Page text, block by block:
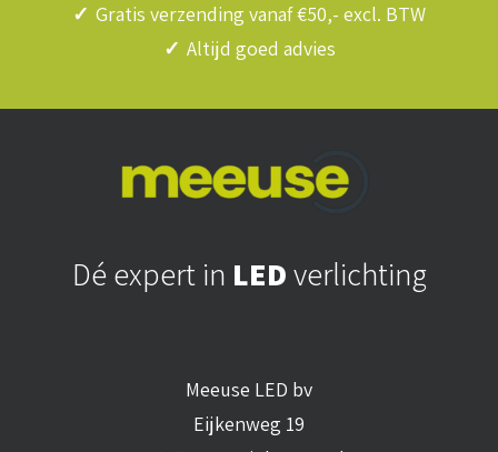
✓ Gratis verzending vanaf €50,- excl. BTW
✓ Altijd goed advies
Dé expert in LEDverlichting
Meeuse LED bv
Eijkenweg 19